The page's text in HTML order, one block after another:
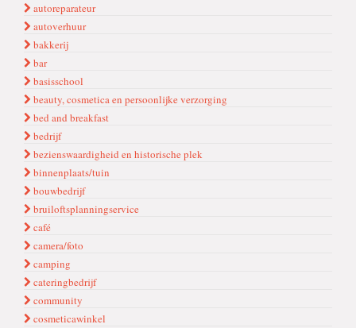
autoreparateur
autoverhuur
bakkerij
bar
basisschool
beauty, cosmetica en persoonlijke verzorging
bed and breakfast
bedrijf
bezienswaardigheid en historische plek
binnenplaats/tuin
bouwbedrijf
bruiloftsplanningservice
café
camera/foto
camping
cateringbedrijf
community
cosmeticawinkel